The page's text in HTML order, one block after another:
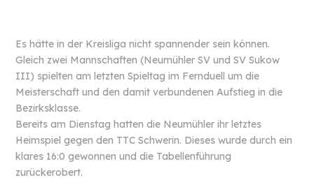
Es hätte in der Kreisliga nicht spannender sein können.
Gleich zwei Mannschaften (Neumühler SV und SV Sukow
III) spielten am letzten Spieltag im Fernduell um die
Meisterschaft und den damit verbundenen Aufstieg in die
Bezirksklasse.
Bereits am Dienstag hatten die Neumühler ihr letztes
Heimspiel gegen den TTC Schwerin. Dieses wurde durch ein
klares 16:0 gewonnen und die Tabellenführung
zurückerobert.